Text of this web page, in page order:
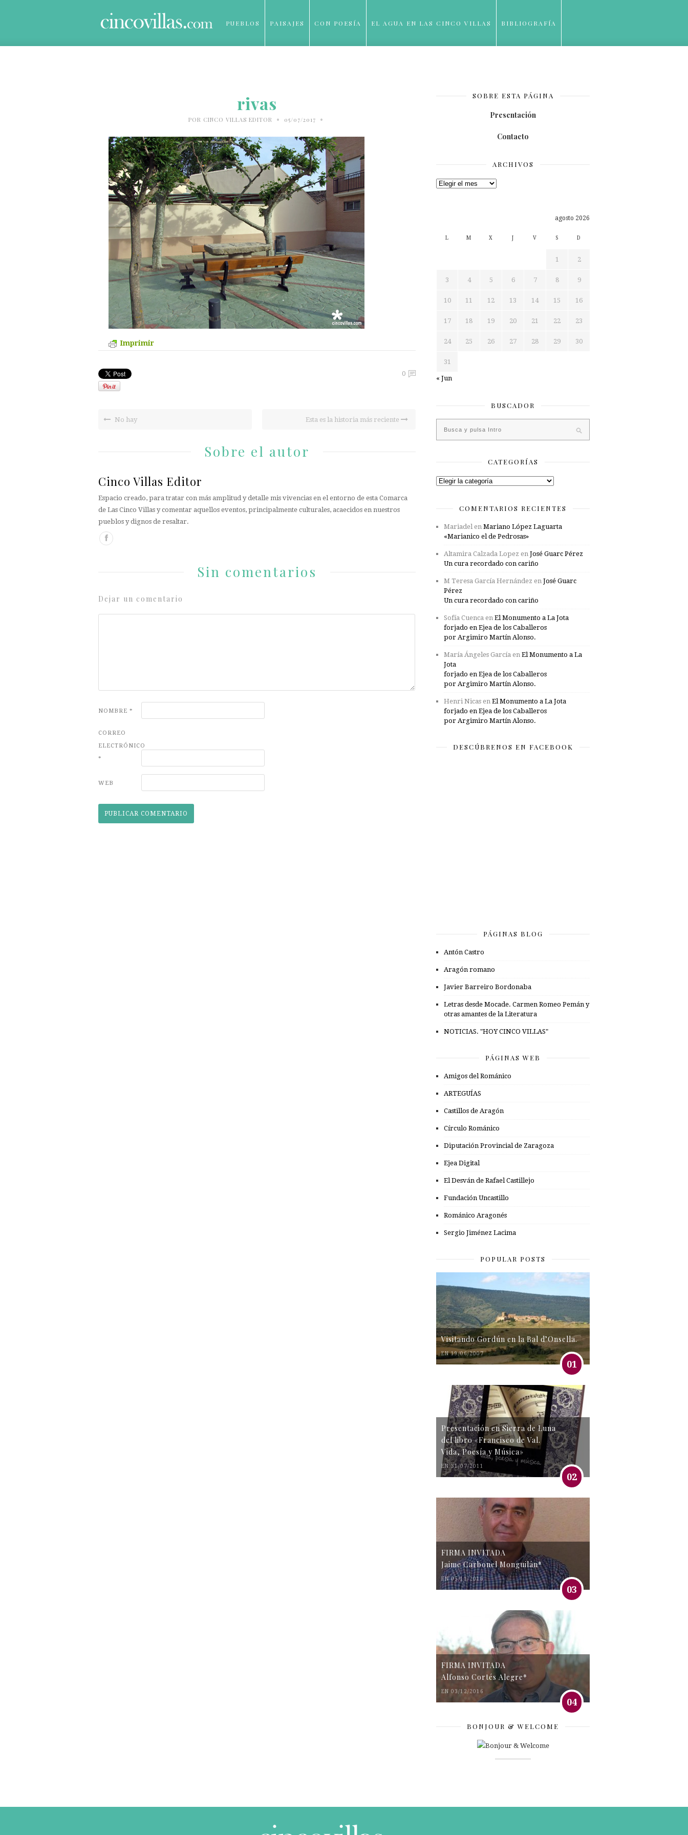
PUEBLOS PAISAJES CON POESÍA EL AGUA EN LAS CINCO VILLAS BIBLIOGRAFÍA
rivas
POR CINCO VILLAS EDITOR • 05/07/2017 •
Imprimir
0
No hay Esta es la historia más reciente
Sobre el autor
Cinco Villas Editor
Espacio creado, para tratar con más amplitud y detalle mis vivencias en el entorno de esta Comarca
de Las Cinco Villas y comentar aquellos eventos, principalmente culturales, acaecidos en nuestros
pueblos y dignos de resaltar.
Sin comentarios
Dejar un comentario
NOMBRE *
CORREO
ELECTRÓNICO
*
WEB
SOBRE ESTA PÁGINA
Presentación
Contacto
ARCHIVOS
Archivos
agosto 2026
L M X J V S D
1 2
3 4 5 6 7 8 9
10 11 12 13 14 15 16
17 18 19 20 21 22 23
24 25 26 27 28 29 30
31
« Jun
BUSCADOR
CATEGORÍAS
Categorías
COMENTARIOS RECIENTES
Mariadelen Mariano López Laguarta
«Marianico el de Pedrosas»
Altamira Calzada Lopez en José Guarc Pérez
Un cura recordado con cariño
M Teresa García Hernández en José Guarc
Pérez
Un cura recordado con cariño
Sofía Cuenca en El Monumento a La Jota
forjado en Ejea de los Caballeros
por Argimiro Martín Alonso.
María Ángeles García en El Monumento a La
Jota
forjado en Ejea de los Caballeros
por Argimiro Martín Alonso.
Henri Nicas en El Monumento a La Jota
forjado en Ejea de los Caballeros
por Argimiro Martín Alonso.
DESCÚBRENOS EN FACEBOOK
PÁGINAS BLOG
Antón Castro
Aragón romano
Javier Barreiro Bordonaba
Letras desde Mocade. Carmen Romeo Pemán y
otras amantes de la Literatura
NOTICIAS. "HOY CINCO VILLAS"
PÁGINAS WEB
Amigos del Románico
ARTEGUÍAS
Castillos de Aragón
Círculo Románico
Diputación Provincial de Zaragoza
Ejea Digital
El Desván de Rafael Castillejo
Fundación Uncastillo
Románico Aragonés
Sergio Jiménez Lacima
POPULAR POSTS
Visitando Gordún en la Bal d’Onsella.
EN 19/06/2007
01
Presentación en Sierra de Luna
del libro «Francisco de Val.
Vida, Poesía y Música»
EN 31/07/2011
02
FIRMA INVITADA
Jaime Carbonel Monguilán*
EN 05/11/2016
03
FIRMA INVITADA
Alfonso Cortés Alegre*
EN 03/12/2016
04
BONJOUR & WELCOME